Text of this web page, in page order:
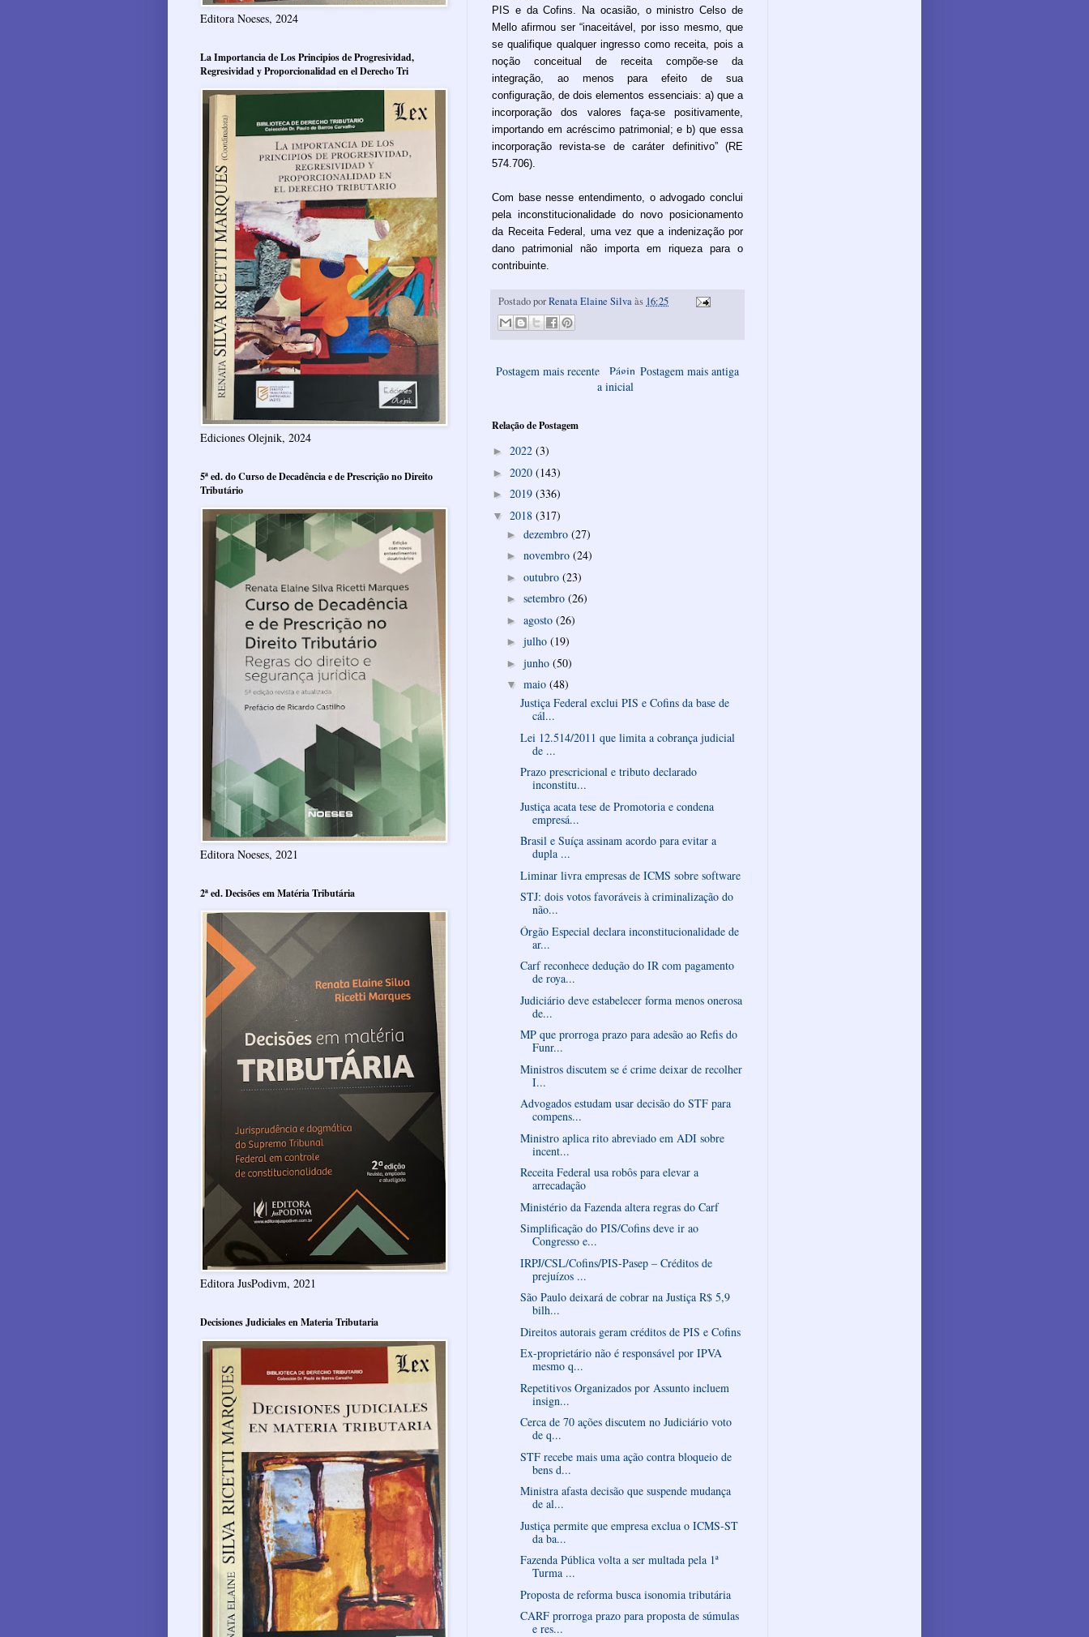
PIS e da Cofins. Na ocasião, o ministro Celso de
Mello afirmou ser “inaceitável, por isso mesmo, que
se qualifique qualquer ingresso como receita, pois a
noção conceitual de receita compõe-se da
integração, ao menos para efeito de sua
configuração, de dois elementos essenciais: a) que a
incorporação dos valores faça-se positivamente,
importando em acréscimo patrimonial; e b) que essa
incorporação revista-se de caráter definitivo” (RE
574.706).
Com base nesse entendimento, o advogado conclui
pela inconstitucionalidade do novo posicionamento
da Receita Federal, uma vez que a indenização por
dano patrimonial não importa em riqueza para o
contribuinte.
Postado porRenata Elaine Silvaàs 16:25
Postagem mais recente Postagem mais antiga
Págin
a inicial
Relação de Postagem
► 2022 (3)
► 2020 (143)
► 2019 (336)
▼ 2018 (317)
► dezembro (27)
► novembro (24)
► outubro (23)
► setembro (26)
► agosto (26)
► julho (19)
► junho (50)
▼ maio (48)
Justiça Federal exclui PIS e Cofins da base de
cál...
Lei 12.514/2011 que limita a cobrança judicial
de ...
Prazo prescricional e tributo declarado
inconstitu...
Justiça acata tese de Promotoria e condena
empresá...
Brasil e Suíça assinam acordo para evitar a
dupla ...
Liminar livra empresas de ICMS sobre software
STJ: dois votos favoráveis à criminalização do
não...
Órgão Especial declara inconstitucionalidade de
ar...
Carf reconhece dedução do IR com pagamento
de roya...
Judiciário deve estabelecer forma menos onerosa
de...
MP que prorroga prazo para adesão ao Refis do
Funr...
Ministros discutem se é crime deixar de recolher
I...
Advogados estudam usar decisão do STF para
compens...
Ministro aplica rito abreviado em ADI sobre
incent...
Receita Federal usa robôs para elevar a
arrecadação
Ministério da Fazenda altera regras do Carf
Simplificação do PIS/Cofins deve ir ao
Congresso e...
IRPJ/CSL/Cofins/PIS-Pasep – Créditos de
prejuízos ...
São Paulo deixará de cobrar na Justiça R$ 5,9
bilh...
Direitos autorais geram créditos de PIS e Cofins
Ex-proprietário não é responsável por IPVA
mesmo q...
Repetitivos Organizados por Assunto incluem
insign...
Cerca de 70 ações discutem no Judiciário voto
de q...
STF recebe mais uma ação contra bloqueio de
bens d...
Ministra afasta decisão que suspende mudança
de al...
Justiça permite que empresa exclua o ICMS-ST
da ba...
Fazenda Pública volta a ser multada pela 1ª
Turma ...
Proposta de reforma busca isonomia tributária
CARF prorroga prazo para proposta de súmulas
e res...
Editora Noeses, 2024
La Importancia de Los Principios de Progresividad,
Regresividad y Proporcionalidad en el Derecho Tri
Ediciones Olejnik, 2024
5ª ed. do Curso de Decadência e de Prescrição no Direito
Tributário
Editora Noeses, 2021
2ª ed. Decisões em Matéria Tributária
Editora JusPodivm, 2021
Decisiones Judiciales en Materia Tributaria